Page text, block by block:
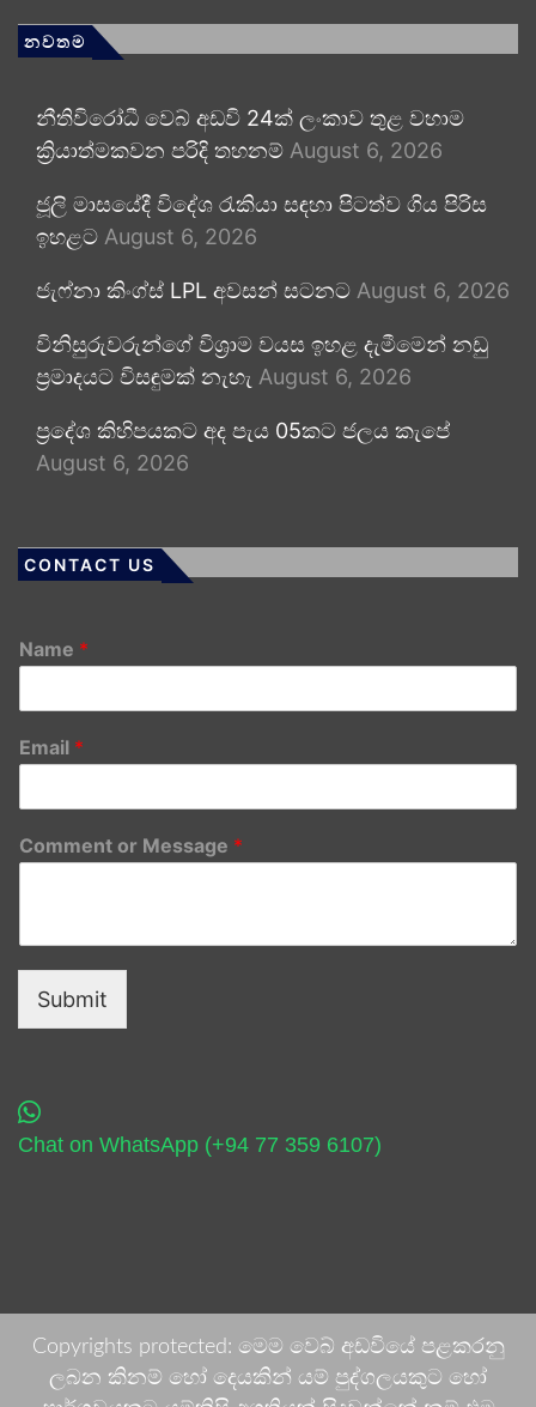
නවතම
නීතිවිරෝධී වෙබ් අඩවි 24ක් ලංකාව තුළ වහාම
ක්‍රියාත්මකවන පරිදි තහනම් August 6, 2026
ජූලි මාසයේදී විදේශ රැකියා සඳහා පිටත්ව ගිය පිරිස
ඉහළට August 6, 2026
ජැෆ්නා කිංග්ස් LPL අවසන් සටනට August 6, 2026
විනිසුරුවරුන්ගේ විශ්‍රාම වයස ඉහළ දැමීමෙන් නඩු
ප්‍රමාදයට විසඳුමක් නැහැ August 6, 2026
ප්‍රදේශ කිහිපයකට අද පැය 05කට ජලය කැපේ
August 6, 2026
CONTACT US
Name *
Email *
Comment or Message *
Submit
Chat on WhatsApp (+94 77 359 6107)
Copyrights protected: මෙම වෙබ් අඩවියේ පළකරනු
ලබන කිනම් හෝ දෙයකින් යම් පුද්ගලයකුට හෝ